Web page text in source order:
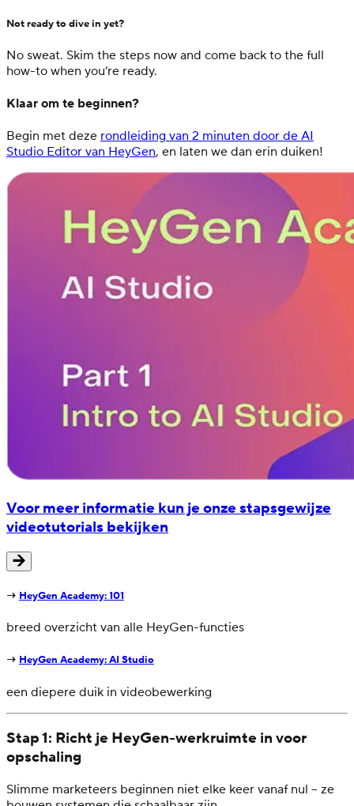
Not ready to dive in yet?
No sweat. Skim the steps now and come back to the full
how-to when you’re ready.
Klaar om te beginnen?
Begin met deze rondleiding van 2 minuten door de AI
Studio Editor van HeyGen, en laten we dan erin duiken!
Voor meer informatie kun je onze stapsgewijze
videotutorials bekijken
→ HeyGen Academy: 101
breed overzicht van alle HeyGen-functies
→ HeyGen Academy: AI Studio
een diepere duik in videobewerking
Stap 1: Richt je HeyGen-werkruimte in voor
opschaling
Slimme marketeers beginnen niet elke keer vanaf nul – ze